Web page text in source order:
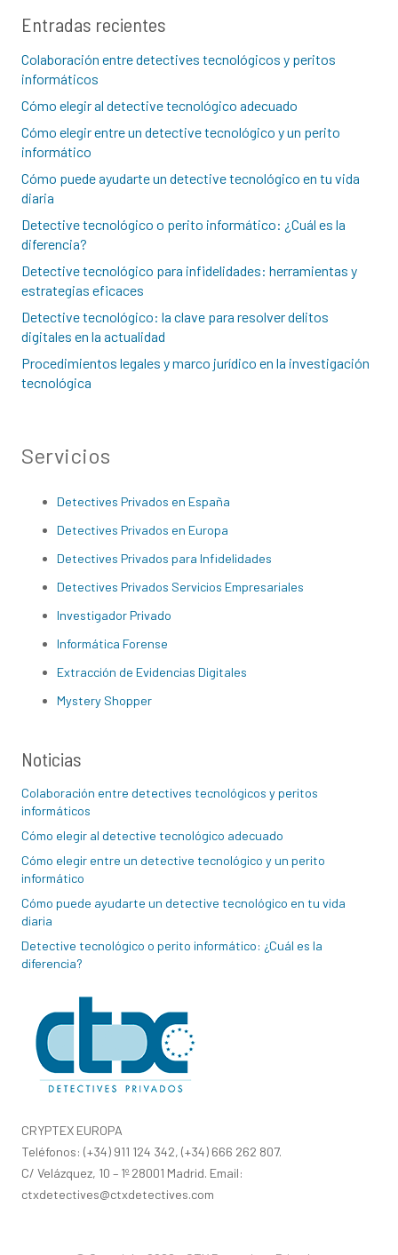
Entradas recientes
Colaboración entre detectives tecnológicos y peritos
informáticos
Cómo elegir al detective tecnológico adecuado
Cómo elegir entre un detective tecnológico y un perito
informático
Cómo puede ayudarte un detective tecnológico en tu vida
diaria
Detective tecnológico o perito informático: ¿Cuál es la
diferencia?
Detective tecnológico para infidelidades: herramientas y
estrategias eficaces
Detective tecnológico: la clave para resolver delitos
digitales en la actualidad
Procedimientos legales y marco jurídico en la investigación
tecnológica
Servicios
Detectives Privados en España
Detectives Privados en Europa
Detectives Privados para Infidelidades
Detectives Privados Servicios Empresariales
Investigador Privado
Informática Forense
Extracción de Evidencias Digitales
Mystery Shopper
Noticias
Colaboración entre detectives tecnológicos y peritos
informáticos
Cómo elegir al detective tecnológico adecuado
Cómo elegir entre un detective tecnológico y un perito
informático
Cómo puede ayudarte un detective tecnológico en tu vida
diaria
Detective tecnológico o perito informático: ¿Cuál es la
diferencia?
CRYPTEX EUROPA
Teléfonos: (+34) 911 124 342, (+34) 666 262 807.
C/ Velázquez, 10 – 1º 28001 Madrid. Email:
ctxdetectives@ctxdetectives.com